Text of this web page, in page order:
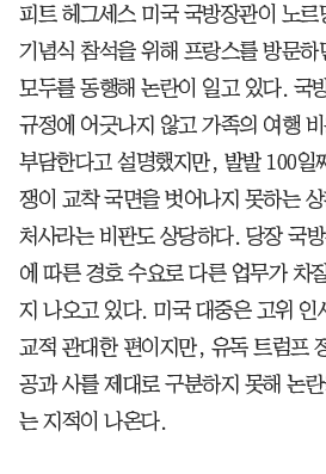
피트 헤그세스 미국 국방장관이 노르
기념식 참석을 위해 프랑스를 방문
모두를 동행해 논란이 일고 있다. 국
규정에 어긋나지 않고 가족의 여행
부담한다고 설명했지만, 발발 100일
쟁이 교착 국면을 벗어나지 못하는
처사라는 비판도 상당하다. 당장 국
에 따른 경호 수요로 다른 업무가 차
지 나오고 있다. 미국 대중은 고위 인
교적 관대한 편이지만, 유독 트럼프
공과 사를 제대로 구분하지 못해 논
는 지적이 나온다.